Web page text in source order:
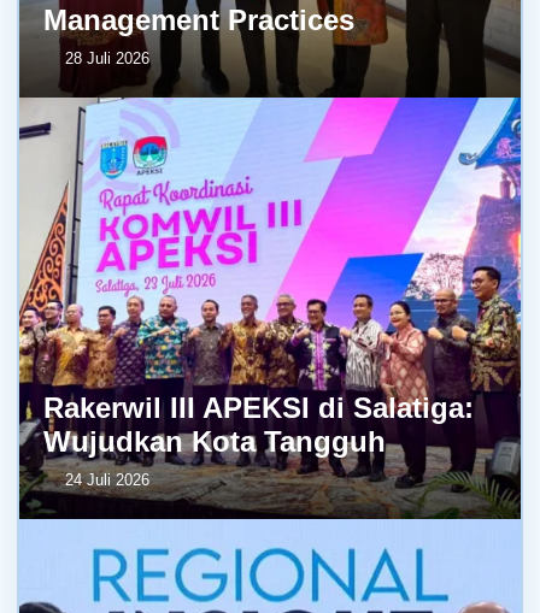
Management Practices
28 Juli 2026
Rakerwil III APEKSI di Salatiga:
Wujudkan Kota Tangguh
24 Juli 2026